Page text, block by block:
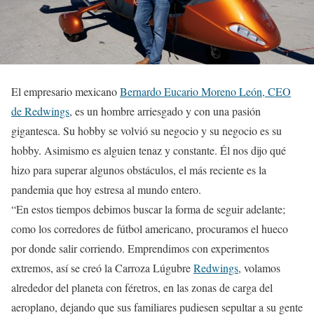
El empresario mexicanoBernardo Eucario Moreno León, CEO
de Redwings, es un hombre arriesgado y con una pasión
gigantesca. Su hobby se volvió su negocio y su negocio es su
hobby. Asimismo es alguien tenaz y constante. Él nos dijo qué
hizo para superar algunos obstáculos, el más reciente es la
pandemia que hoy estresa al mundo entero.
“En estos tiempos debimos buscar la forma de seguir adelante;
como los corredores de fútbol americano, procuramos el hueco
por donde salir corriendo. Emprendimos con experimentos
extremos, así se creó la Carroza LúgubreRedwings, volamos
alrededor del planeta con féretros, en las zonas de carga del
aeroplano, dejando que sus familiares pudiesen sepultar a su gente